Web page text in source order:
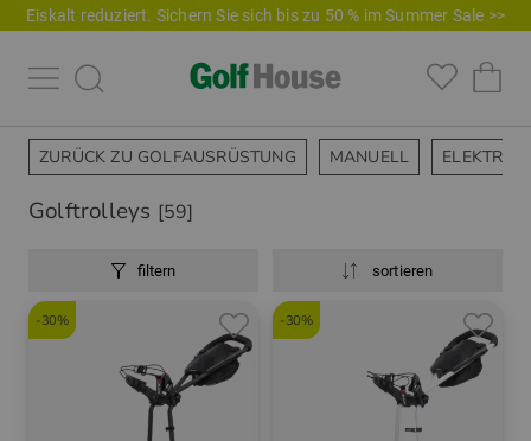
Eiskalt reduziert. Sichern Sie sich bis zu 50 % im Summer Sale >>
ZURÜCK ZU GOLFAUSRÜSTUNG MANUELL ELEKTRO
Golftrolleys [59]
filtern sortieren
-30% -30%